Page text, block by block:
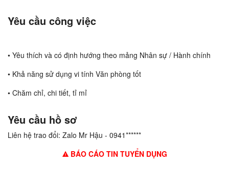
Yêu cầu công việc
• Yêu thích và có định hướng theo mảng Nhân sự / Hành chính
• Khả năng sử dụng vi tính Văn phòng tốt
• Chăm chỉ, chi tiết, tỉ mỉ
Yêu cầu hồ sơ
Liên hệ trao đổi: Zalo Mr Hậu - 0941******
BÁO CÁO TIN TUYỂN DỤNG